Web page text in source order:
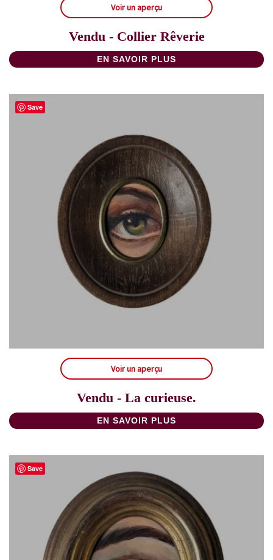
Voir un aperçu
Vendu - Collier Rêverie
EN SAVOIR PLUS
Save
Voir un aperçu
Vendu - La curieuse.
EN SAVOIR PLUS
Save